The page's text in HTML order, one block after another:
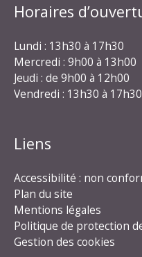
Horaires
Lundi : 13h30 à 17h30
Mercredi : 9h00 à 13h00
Jeudi : de 9h00 à 12h00
Vendredi : 13h30 à 17h30
Liens
Accessibilité : non
Plan du site
Mentions légales
Politique de protection
Gestion des cookies